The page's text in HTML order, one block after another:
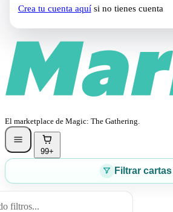
Crea tu cuenta aquísi no tienes cuenta
El marketplace de Magic: The Gathering.
99+
Filtrar cartas
filtros...